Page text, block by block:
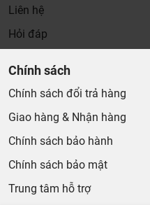
Liên hệ
Hỏi đáp
Chính sách
Chính sách đổi trả hàng
Giao hàng & Nhận hàng
Chính sách bảo hành
Chính sách bảo mật
Trung tâm hỗ trợ